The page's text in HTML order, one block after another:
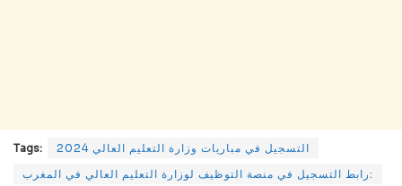
Tags:
التسجيل في مباريات وزارة التعليم العالي 2024
رابط التسجيل في منصة التوظيف لوزارة التعليم العالي في المغرب: